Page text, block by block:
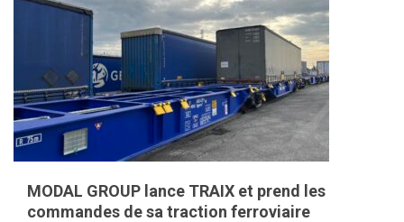
MODAL GROUP lance TRAIX et prend les
commandes de sa traction ferroviaire